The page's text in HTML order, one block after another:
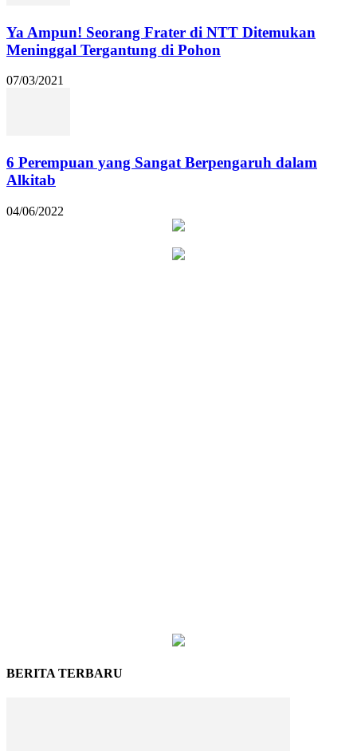
Ya Ampun! Seorang Frater di NTT Ditemukan
Meninggal Tergantung di Pohon
07/03/2021
6 Perempuan yang Sangat Berpengaruh dalam
Alkitab
04/06/2022
BERITA TERBARU